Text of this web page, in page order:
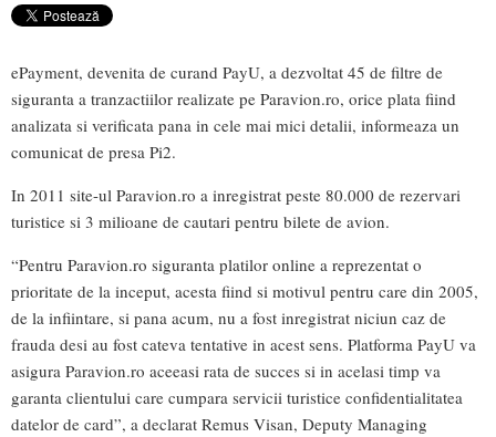
ePayment, devenita de curand PayU, a dezvoltat 45 de filtre de
siguranta a tranzactiilor realizate pe Paravion.ro, orice plata fiind
analizata si verificata pana in cele mai mici detalii, informeaza un
comunicat de presa Pi2.
In 2011 site-ul Paravion.ro a inregistrat peste 80.000 de rezervari
turistice si 3 milioane de cautari pentru bilete de avion.
“Pentru Paravion.ro siguranta platilor online a reprezentat o
prioritate de la inceput, acesta fiind si motivul pentru care din 2005,
de la infiintare, si pana acum, nu a fost inregistrat niciun caz de
frauda desi au fost cateva tentative in acest sens. Platforma PayU va
asigura Paravion.ro aceeasi rata de succes si in acelasi timp va
garanta clientului care cumpara servicii turistice confidentialitatea
datelor de card”, a declarat Remus Visan, Deputy Managing